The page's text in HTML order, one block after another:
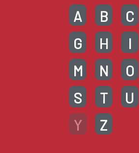
A B C
G
H I
M
N O
S
T U
Y
Z